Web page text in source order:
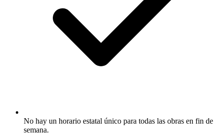
No hay un horario estatal único para todas las obras en fin de
semana.